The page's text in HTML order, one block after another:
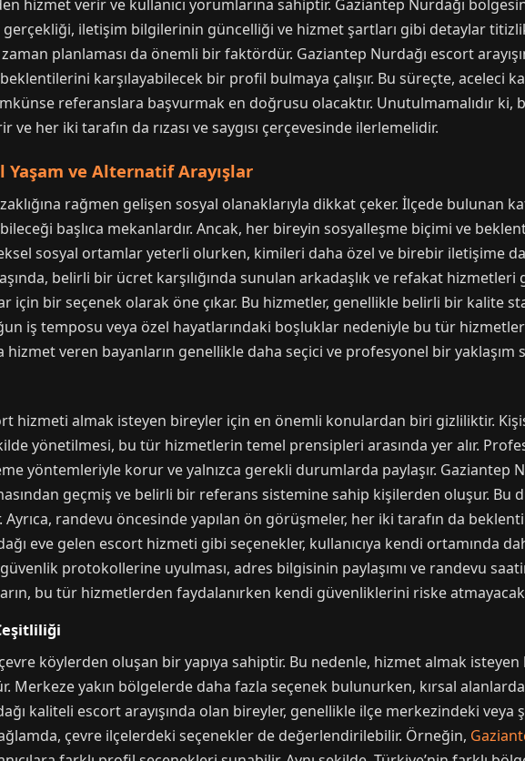
hizmet verir ve kullanıcı yorumlarına sahiptir. Gaziantep Nurdağı
iletişim bilgilerinin güncelliği ve hizmet şartları gibi detaylar
planlaması da önemli bir faktördür. Gaziantep Nurdağı escort
karşılayabilecek bir profil bulmaya çalışır. Bu süreçte, aceleci
referanslara başvurmak en doğrusu olacaktır. Unutulmamalıdır ki,
her iki tarafın da rızası ve saygısı çerçevesinde ilerlemelidir.
Yaşam ve Alternatif Arayışlar
rağmen gelişen sosyal olanaklarıyla dikkat çeker. İlçede bulunan
başlıca mekanlardır. Ancak, her bireyin sosyalleşme biçimi ve
sosyal ortamlar yeterli olurken, kimileri daha özel ve birebir iletişime
belirli bir ücret karşılığında sunulan arkadaşlık ve refakat hizmetleri
için bir seçenek olarak öne çıkar. Bu hizmetler, genellikle belirli bir kalite
iş temposu veya özel hayatlarındaki boşluklar nedeniyle bu tür
veren bayanların genellikle daha seçici ve profesyonel bir yaklaşım
hizmeti almak isteyen bireyler için en önemli konulardan biri gizliliktir.
yönetilmesi, bu tür hizmetlerin temel prensipleri arasında yer alır.
yöntemleriyle korur ve yalnızca gerekli durumlarda paylaşır. Gaziantep
geçmiş ve belirli bir referans sistemine sahip kişilerden oluşur. Bu
Ayrıca, randevu öncesinde yapılan ön görüşmeler, her iki tarafın da
eve gelen escort hizmeti gibi seçenekler, kullanıcıya kendi ortamında
protokollerine uyulması, adres bilgisinin paylaşımı ve randevu
bu tür hizmetlerden faydalanırken kendi güvenliklerini riske
köylerden oluşan bir yapıya sahiptir. Bu nedenle, hizmet almak isteyen
Merkeze yakın bölgelerde daha fazla seçenek bulunurken, kırsal
kaliteli escort arayışında olan bireyler, genellikle ilçe merkezindeki veya
çevre ilçelerdeki seçenekler de değerlendirilebilir. Örneğin,